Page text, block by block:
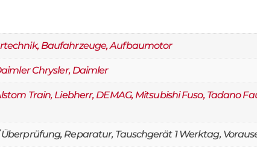
Baufahrzeuge, Aufbaumotor
Chrysler, Daimler
Train, Liebherr, DEMAG, Mitsubishi Fuso, Tadano
Reparatur, Tauschgerät 1 Werktag,